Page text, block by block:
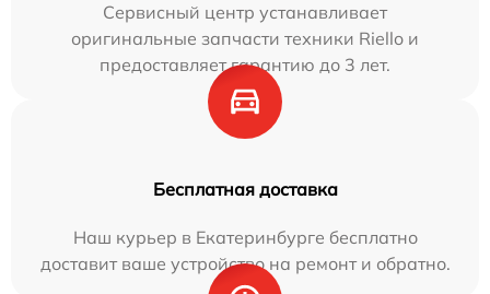
Сервисный центр устанавливает
оригинальные запчасти техники Riello и
предоставляет гарантию до 3 лет.
Бесплатная доставка
Наш курьер в Екатеринбурге бесплатно
доставит ваше устройство на ремонт и обратно.